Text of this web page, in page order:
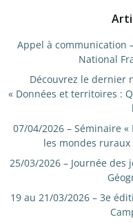
Appel à communication
National
Découvrez le dernier
« Données et territoires :
07/04/2026 – Séminaire
les mondes ruraux
25/03/2026 – Journée des
19 au 21/03/2026 – 3e